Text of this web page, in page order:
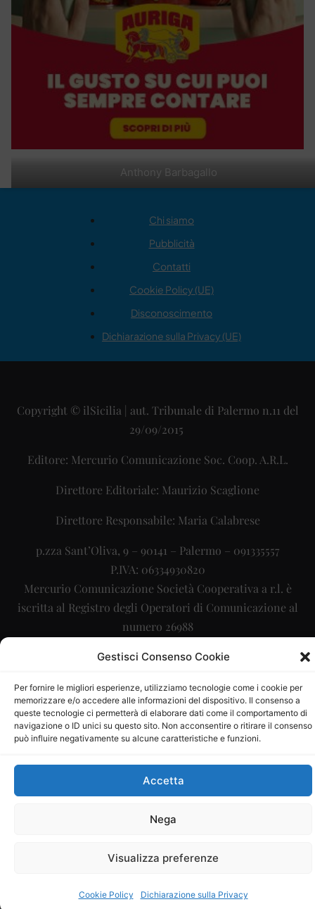
Gestisci Consenso Cookie
Per fornire le migliori esperienze, utilizziamo tecnologie come i cookie per
memorizzare e/o accedere alle informazioni del dispositivo. Il consenso a
queste tecnologie ci permetterà di elaborare dati come il comportamento di
navigazione o ID unici su questo sito. Non acconsentire o ritirare il consenso
può influire negativamente su alcune caratteristiche e funzioni.
Accetta
Nega
Visualizza preferenze
Cookie Policy Dichiarazione sulla Privacy
Anthony Barbagallo
Chi siamo
Pubblicità
Contatti
Cookie Policy (UE)
Disconoscimento
Dichiarazione sulla Privacy (UE)
Copyright © ilSicilia | aut. Tribunale di Palermo n.11 del
29/09/2015
Editore: Mercurio Comunicazione Soc. Coop. A.R.L.
Direttore Editoriale: Maurizio Scaglione
Direttore Responsabile: Maria Calabrese
p.zza Sant’Oliva, 9 – 90141 – Palermo – 091335557
P.IVA: 06334930820
Mercurio Comunicazione Società Cooperativa a r.l. è
iscritta al Registro degli Operatori di Comunicazione al
numero 26988
Sito gestito daLa Digitale srl–info@ladigitale.it